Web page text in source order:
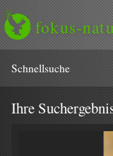
fokus-
Schnell­suche
Ihre